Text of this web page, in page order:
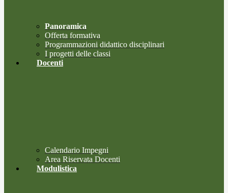
Panoramica
Offerta formativa
Programmazioni didattico disciplinari
I progetti delle classi
Docenti
Calendario Impegni
Area Riservata Docenti
Modulistica